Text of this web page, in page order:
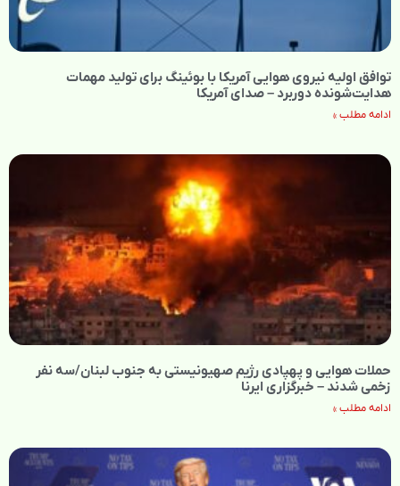
توافق اولیه نیروی هوایی آمریکا با بوئینگ برای تولید مهمات
هدایت‌شونده دوربرد – صدای آمریکا
ادامه مطلب »
حملات هوایی و پهپادی رژیم صهیونیستی به جنوب لبنان/سه نفر
زخمی شدند – خبرگزاری ایرنا
ادامه مطلب »